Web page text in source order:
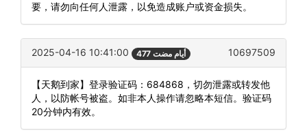
要，请勿向任何人泄露，以免造成账户或资金损失。
2025-04-16 10:41:00 477 أيام مضت 10697509
【天鹅到家】登录验证码：684868，切勿泄露或转发他
人，以防帐号被盗。如非本人操作请忽略本短信。验证码
20分钟内有效。